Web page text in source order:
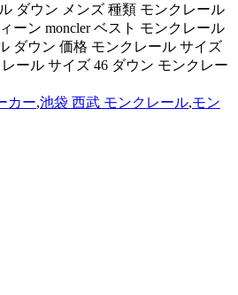
ダウン メンズ 種類 モンクレール
ーン moncler ベスト モンクレール
ダウン 価格 モンクレール サイズ
ール サイズ 46 ダウン モンクレー
カー,池袋 西武 モンクレール,モン